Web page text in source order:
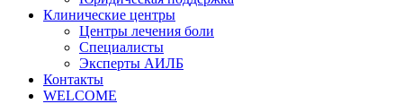
Клинические центры
Центры лечения боли
Специалисты
Эксперты АИЛБ
Контакты
WELCOME